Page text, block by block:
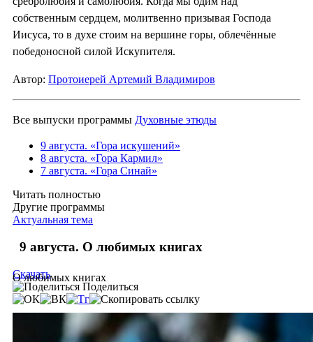
собственным сердцем, молитвенно призывая Господа
Иисуса, то в духе стоим на вершине горы, облечённые
победоносной силой Искупителя.
Автор: Протоиерей Артемий Владимиров
Все выпуски программы Духовные этюды
9 августа. «Гора искушений»
8 августа. «Гора Кармил»
7 августа. «Гора Синай»
Читать полностью
Другие программы
Актуальная тема
9 августа. О любимых книгах
О любимых книгах
Скачать
Поделиться